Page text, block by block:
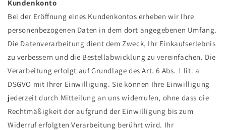
Kundenkonto
Bei der Eröffnung eines Kundenkontos erheben wir Ihre
personenbezogenen Daten in dem dort angegebenen Umfang.
Die Datenverarbeitung dient dem Zweck, Ihr Einkaufserlebnis
zu verbessern und die Bestellabwicklung zu vereinfachen. Die
Verarbeitung erfolgt auf Grundlage des Art. 6 Abs. 1 lit. a
DSGVO mit Ihrer Einwilligung. Sie können Ihre Einwilligung
jederzeit durch Mitteilung an uns widerrufen, ohne dass die
Rechtmäßigkeit der aufgrund der Einwilligung bis zum
Widerruf erfolgten Verarbeitung berührt wird. Ihr